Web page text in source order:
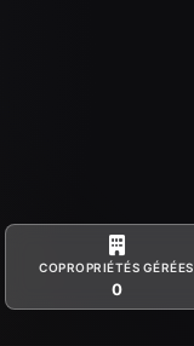
COPROPRIÉTÉS GÉRÉES
0